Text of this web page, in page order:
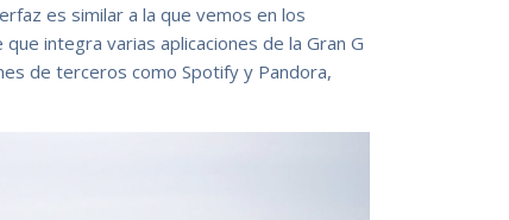
es similar a la que vemos en los
integra varias aplicaciones de la Gran G
de terceros como Spotify y Pandora,